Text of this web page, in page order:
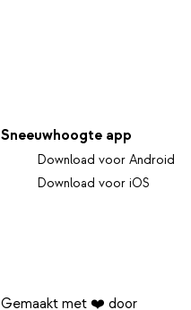
Sneeuwhoogte app
Download voor Android
Download voor iOS
Gemaakt met ❤️ door